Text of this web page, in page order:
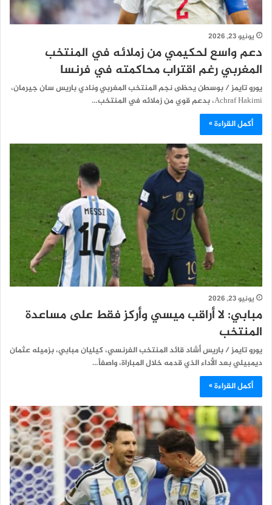
يونيو 23, 2026
دعم واسع لحكيمي من زملائه في المنتخب
المغربي رغم اقتراب محاكمته في فرنسا
يورو تايمز / بوسطن يحظى نجم المنتخب المغربي ونادي باريس سان جيرمان،
Achraf Hakimi، بدعم قوي من زملائه في المنتخب…
أكمل القراءة »
يونيو 23, 2026
مبابي: لا أراقب ميسي وأركز فقط على مساعدة
المنتخب
يورو تايمز / باريس أشاد قائد المنتخب الفرنسي، كيليان مبابي، بزميله عثمان
ديمبيلي بعد الأداء الذي قدمه خلال المباراة، واصفاً…
أكمل القراءة »